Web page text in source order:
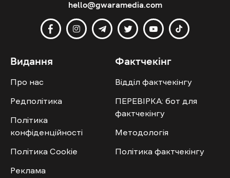
hello@gwaramedia.com
Видання
Про нас
Редполітика
Політика
конфіденційності
Політика Cookie
Реклама
Фактчекінг
Відділ фактчекінгу
ПЕРЕВІРКА: бот для
фактчекінгу
Методологія
Політика фактчекінгу